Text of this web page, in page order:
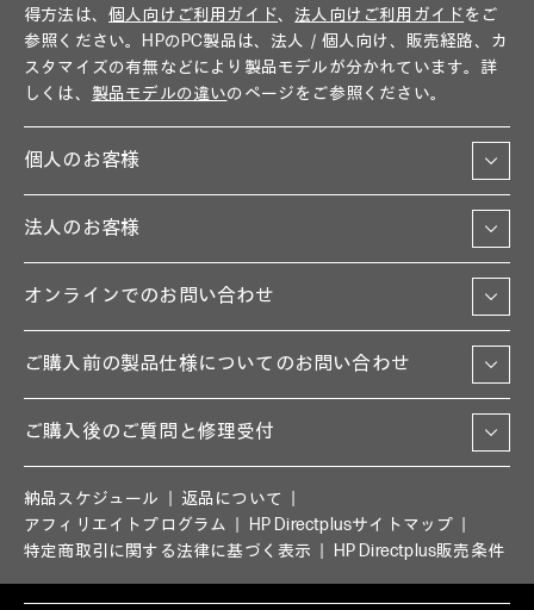
得方法は、 個人向けご利用ガイド、 法人向けご利用ガイドをご
参照ください。HPのPC製品は、法人／個人向け、販売経路、カ
スタマイズの有無などにより製品モデルが分かれています。詳
しくは、 製品モデルの違いのページをご参照ください。
個人のお客様
法人のお客様
オンラインでのお問い合わせ
ご購入前の製品仕様についてのお問い合わせ
ご購入後のご質問と修理受付
納品スケジュール
返品について
アフィリエイトプログラム
HP Directplusサイトマップ
特定商取引に関する法律に基づく表示
HP Directplus販売条件